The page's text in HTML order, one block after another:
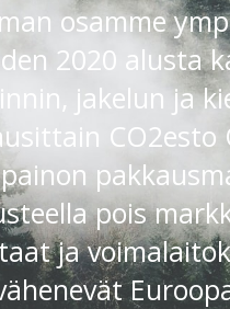
osamme
2020 alusta
jakelun ja
pois
ja